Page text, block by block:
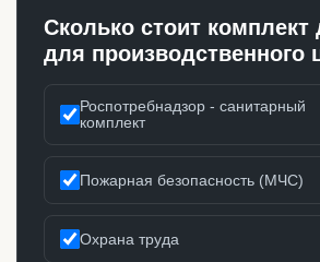
Сколько стоит комплект
для производственного
Роспотребнадзор - санитарный
комплект
Пожарная безопасность (МЧС)
Охрана труда